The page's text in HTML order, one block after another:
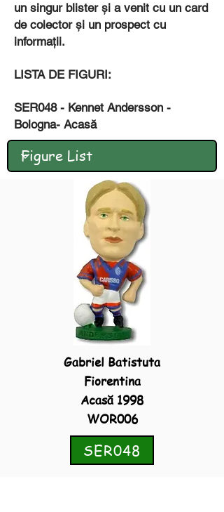
un singur blister și a venit cu un card
de colector și un prospect cu
informații.
LISTA DE FIGURI:
SER048 - Kennet Andersson -
Bologna- Acasă
Gabriel Batistuta
Fiorentina
Acasă 1998
WOR006
SER048